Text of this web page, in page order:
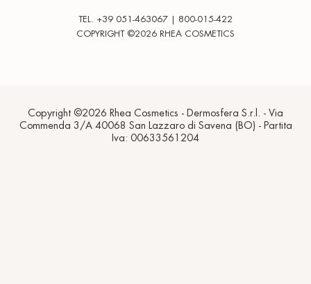
TEL. +39 051-463067 | 800-015-422
COPYRIGHT ©2026 RHEA COSMETICS
Copyright ©2026 Rhea Cosmetics - Dermosfera S.r.l. - Via
Commenda 3/A 40068 San Lazzaro di Savena (BO) - Partita
Iva: 00633561204